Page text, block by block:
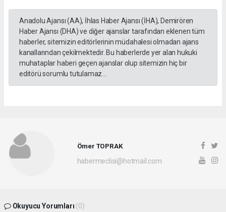
Anadolu Ajansı (AA), İhlas Haber Ajansı (İHA), Demirören
Haber Ajansı (DHA) ve diğer ajanslar tarafından eklenen tüm
haberler, sitemizin editörlerinin müdahalesi olmadan ajans
kanallarından çekilmektedir. Bu haberlerde yer alan hukuki
muhataplar haberi geçen ajanslar olup sitemizin hiç bir
editörü sorumlu tutulamaz...
Ömer TOPRAK
habermeclisi@hotmail.com
Okuyucu Yorumları (0)